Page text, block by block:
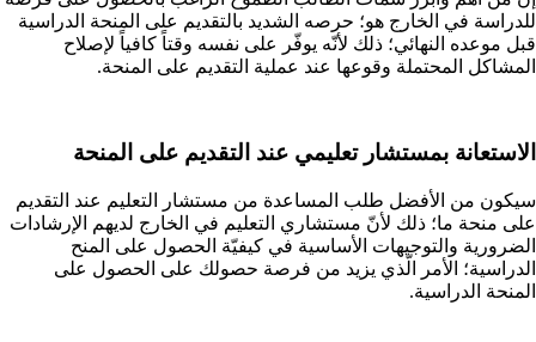
للدراسة في الخارج هو؛ حرصه الشديد بالتقديم على المنحة الدراسية
قبل موعده النهائي؛ ذلك لأنّه يوفّر على نفسه وقتاً كافياً لإصلاح
المشاكل المحتملة وقوعها عند عملية التقديم على المنحة.
الاستعانة بمستشار تعليمي عند التقديم على المنحة
سيكون من الأفضل طلب المساعدة من مستشار التعليم عند التقديم
على منحة ما؛ ذلك لأنّ مستشاري التعليم في الخارج لديهم الإرشادات
الضرورية والتوجيهات الأساسية في كيفيّة الحصول على المنح
الدراسية؛ الأمر الّذي يزيد من فرصة حصولك على الحصول على
المنحة الدراسية.